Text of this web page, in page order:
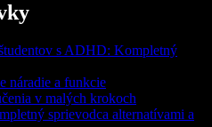
s ADHD: Kompletný
náradie a funkcie
v malých krokoch
sprievodca alternatívami a